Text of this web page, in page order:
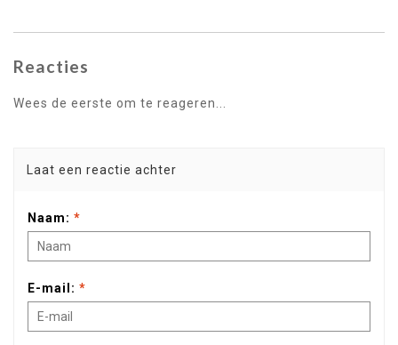
Reacties
Wees de eerste om te reageren...
Laat een reactie achter
Naam: *
E-mail: *